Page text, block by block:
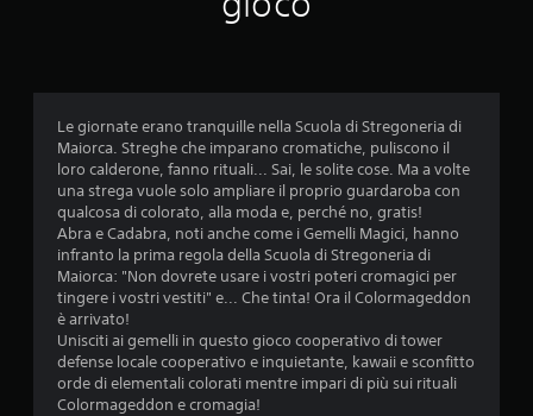
Le giornate erano tranquille nella Scuola di Stregoneria di
Maiorca. Streghe che imparano cromatiche, puliscono il
loro calderone, fanno rituali... Sai, le solite cose. Ma a volte
una strega vuole solo ampliare il proprio guardaroba con
qualcosa di colorato, alla moda e, perché no, gratis!
Abra e Cadabra, noti anche come i Gemelli Magici, hanno
infranto la prima regola della Scuola di Stregoneria di
Maiorca: "Non dovrete usare i vostri poteri cromagici per
tingere i vostri vestiti" e... Che tinta! Ora il Colormageddon
è arrivato!
Unisciti ai gemelli in questo gioco cooperativo di tower
defense locale cooperativo e inquietante, kawaii e sconfitto
orde di elementali colorati mentre impari di più sui rituali
Colormageddon e cromagia!